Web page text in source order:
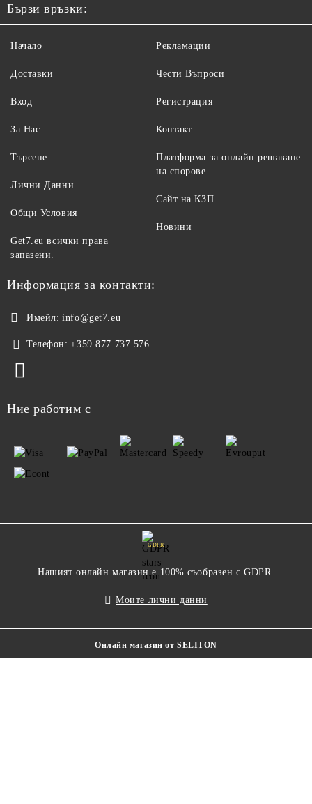
Бързи връзки:
Начало
Доставки
Вход
За Нас
Рекламации
Чести Въпроси
Регистрация
Контакт
Търсене
Лични Данни
Общи Условия
Get7.eu всички права
запазени.
Платформа за онлайн решаване
на спорове.
Сайт на КЗП
Новини
Информация за контакти:
Имейл: info@get7.eu
Телефон: +359 877 737 576
Ние работим с
GDPR
Нашият онлайн магазин е 100% съобразен с GDPR.
Моите лични данни
Онлайн магазин от SELITON